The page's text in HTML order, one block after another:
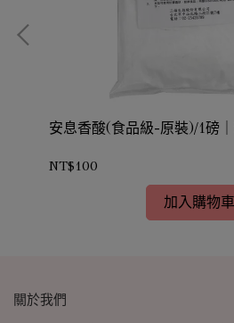
安息香酸(食品級-原裝)/1磅
NT$100
加入購物車
關於我們